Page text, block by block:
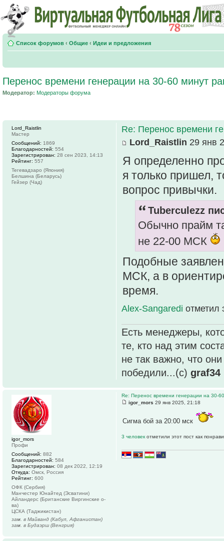
Список форумов ‹ Общие ‹ Идеи и предложения
Перенос времени генерации на 30-60 минут
Модератор: Модераторы форума
Re: Перенос времени
Lord_Raistlin 29 янв
Я определенно
я только пришел,
вопрос привычки.
Tuberculezz
Обычно прайм
не 22-00 МСК
Подобные
МСК, а в
время.
Alex-Sangaredi отметил
Есть менеджеры,
те, кто над этим
не так важно, что
победили...(с) graf34
Lord_Raistlin
Мастер
Сообщений: 1869
Благодарностей: 554
Зарегистрирован: 28 сен 2023, 14:13
Рейтинг: 557
Тегевадзаро (Япония)
Белшина (Беларусь)
Гейзер (Чад)
Re: Перенос времени генерации на 30-
igor_mors 29 янв 2025, 21:18
Сигма бой за 20:00 мск
3 человек отметили этот пост как
igor_mors
Профи
Сообщений: 882
Благодарностей: 584
Зарегистрирован: 08 дек 2022, 12:19
Откуда: Омск, Россия
Рейтинг: 600
ОФК (Сербия)
Манчестер Юнайтед (Эсватини)
Айландерс (Британские Виргинские о-
ва)
ЦСКА (Таджикистан)
зам. в Майванд (Кабул, Афганистан)
зам. в Будаэрш (Венгрия)